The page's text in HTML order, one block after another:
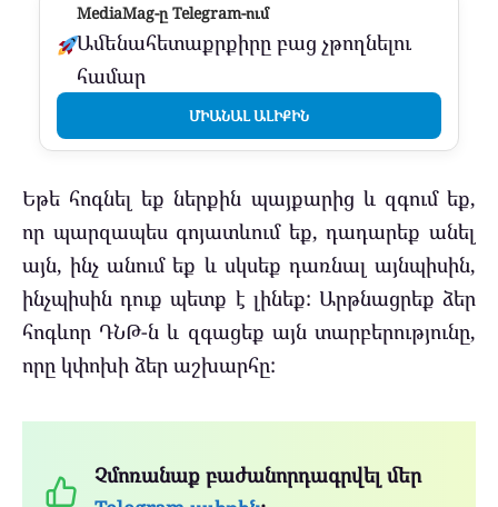
MediaMag-ը Telegram-ում
Ամենահետաքրքիրը բաց չթողնելու
համար
ՄԻԱՆԱԼ ԱԼԻՔԻՆ
Եթե ​​հոգնել եք ներքին պայքարից և զգում եք,
որ պարզապես գոյատևում եք, դադարեք անել
այն, ինչ անում եք և սկսեք դառնալ այնպիսին,
ինչպիսին դուք պետք է լինեք: Արթնացրեք ձեր
հոգևոր ԴՆԹ-ն և զգացեք այն տարբերությունը,
որը կփոխի ձեր աշխարհը:
Չմոռանաք բաժանորդագրվել մեր